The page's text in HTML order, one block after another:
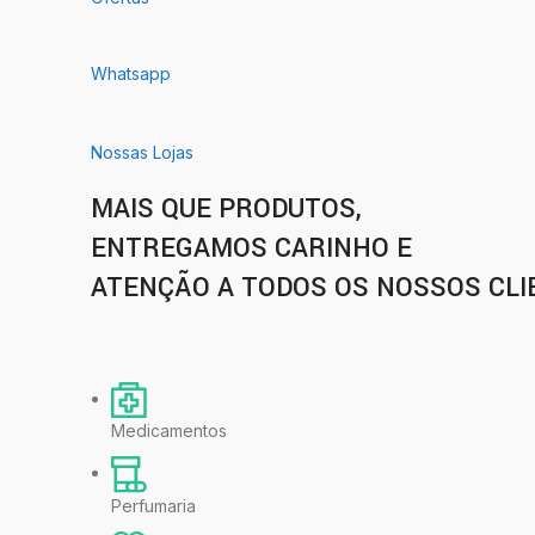
Whatsapp
Nossas Lojas
MAIS QUE PRODUTOS,
ENTREGAMOS CARINHO E
ATENÇÃO A TODOS OS NOSSOS
Medicamentos
Perfumaria